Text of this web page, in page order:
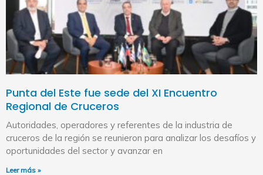
Punta del Este fue sede del XI Encuentro
Regional de Cruceros
Autoridades, operadores y referentes de la industria de
cruceros de la región se reunieron para analizar los desafíos y
oportunidades del sector y avanzar en
Leer más »